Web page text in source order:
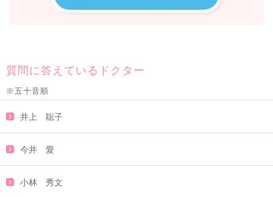
質問に答えているドクター
※五十音順
井上 聡子
今井 愛
小林 秀文